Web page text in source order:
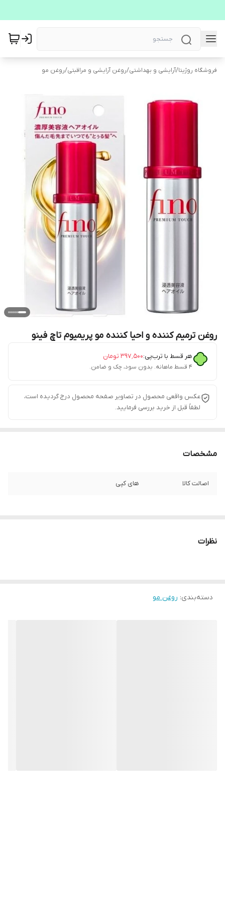
فروشگاه روژیتا/آرایشی و بهداشتی/روغن آرایشی و مراقبتی/روغن مو
روغن ترمیم کننده و احیا کننده مو پریمیوم تاچ فینو
هر قسط با ترب‌پی:۳۹۷٬۵۰۰ تومان
۴ قسط ماهانه. بدون سود، چک و ضامن.
عکس واقعی محصول در تصاویر صفحه محصول درج گردیده است،
لطفاً قبل از خرید بررسی فرمایید.
مشخصات
اصالت کالا های کپی
نظرات
دسته‌بندی: روغن مو